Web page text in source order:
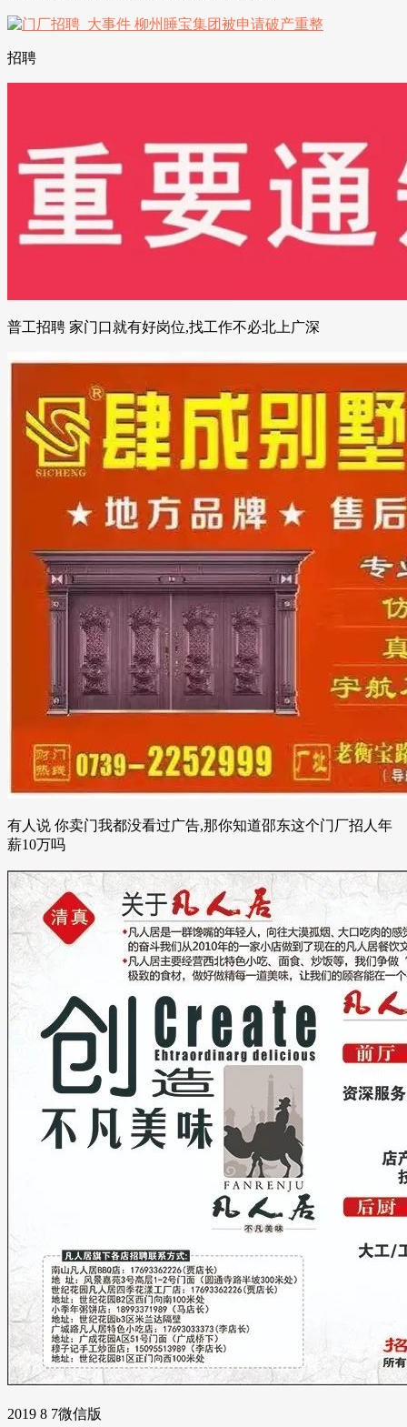
招聘
普工招聘 家门口就有好岗位,找工作不必北上广深
有人说 你卖门我都没看过广告,那你知道邵东这个门厂招人年
薪10万吗
2019 8 7微信版